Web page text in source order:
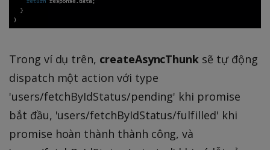
Trong ví dụ trên, createAsyncThunk sẽ tự động
dispatch một action với type
'users/fetchByIdStatus/pending' khi promise
bắt đầu, 'users/fetchByIdStatus/fulfilled' khi
promise hoàn thành thành công, và